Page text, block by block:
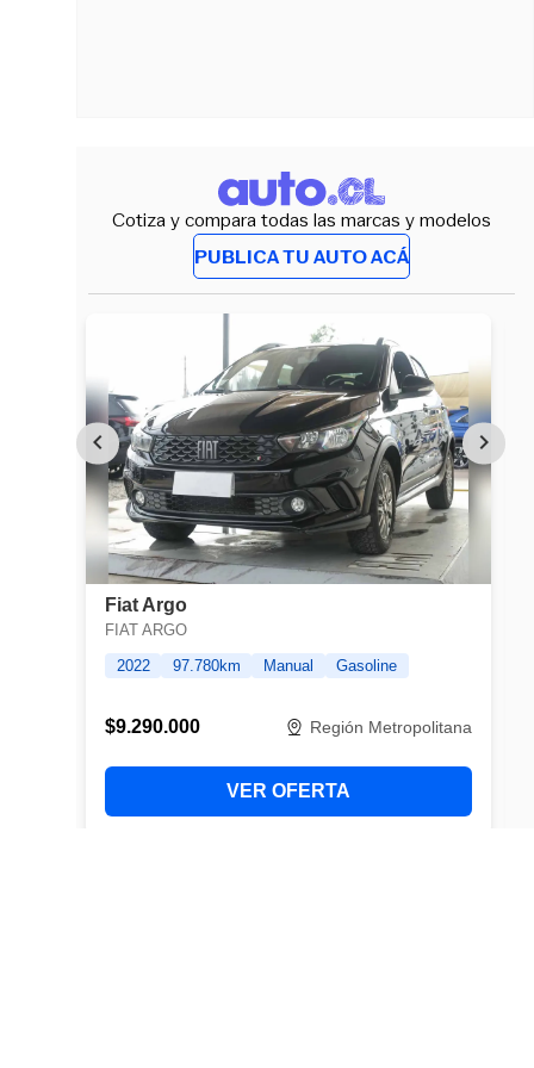
Cotiza y compara todas las marcas y modelos
PUBLICA TU AUTO ACÁ